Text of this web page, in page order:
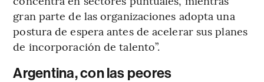
gran parte de las organizaciones adopta una
postura de espera antes de acelerar sus planes
de incorporación de talento”.
Argentina, con las peores